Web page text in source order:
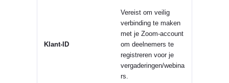
Klant-ID
Vereist om veilig
verbinding te maken
met je Zoom-account
om deelnemers te
registreren voor je
vergaderingen/webina
rs.